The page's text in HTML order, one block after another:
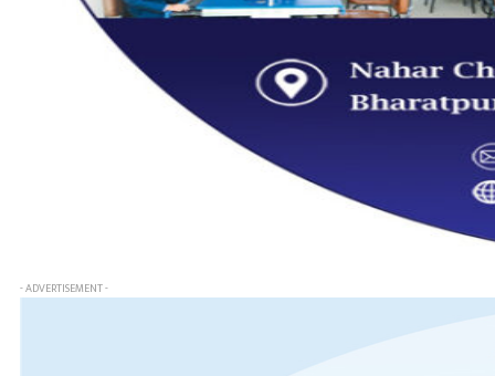
- ADVERTISEMENT -